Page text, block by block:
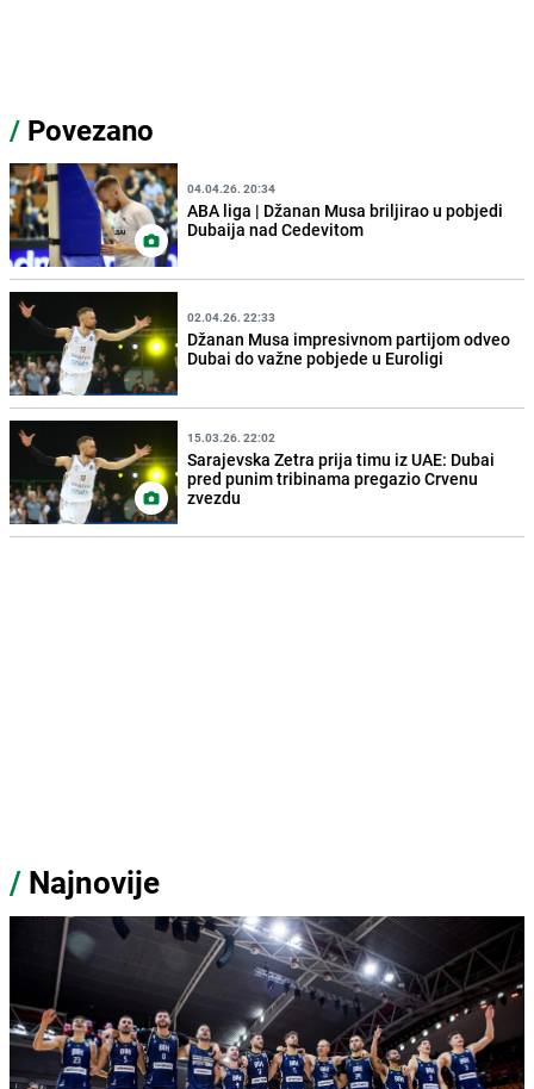
/ Povezano
04.04.26. 20:34
ABA liga | Džanan Musa briljirao u pobjedi
Dubaija nad Cedevitom
02.04.26. 22:33
Džanan Musa impresivnom partijom odveo
Dubai do važne pobjede u Euroligi
15.03.26. 22:02
Sarajevska Zetra prija timu iz UAE: Dubai
pred punim tribinama pregazio Crvenu
zvezdu
/ Najnovije